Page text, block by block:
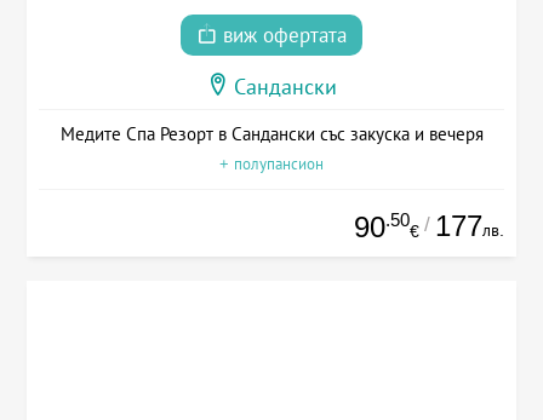
виж офертата
Сандански
Медите Спа Резорт в Сандански със закуска и вечеря
+ полупансион
90.50
€ / 177лв.